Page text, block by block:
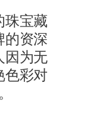
珠宝藏
的资深
因为无
色彩对